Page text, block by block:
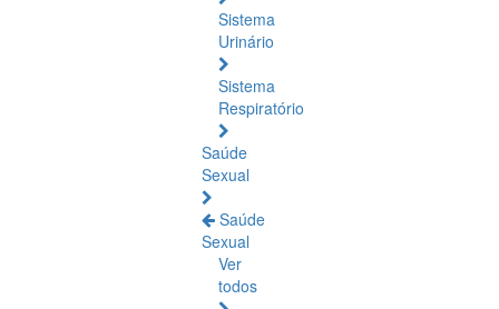
Sistema
Urinário
Sistema
Respiratório
Saúde
Sexual
Saúde
Sexual
Ver
todos